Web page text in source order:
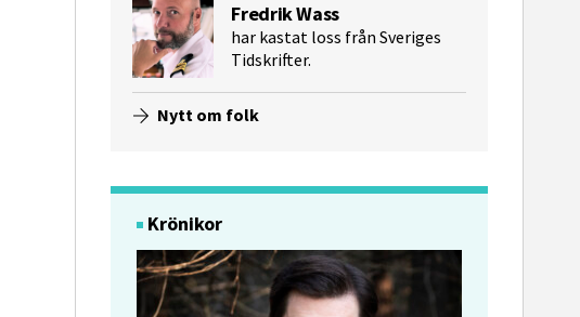
Fredrik Wass
har kastat loss från Sveriges
Tidskrifter.
Nytt om folk
Krönikor